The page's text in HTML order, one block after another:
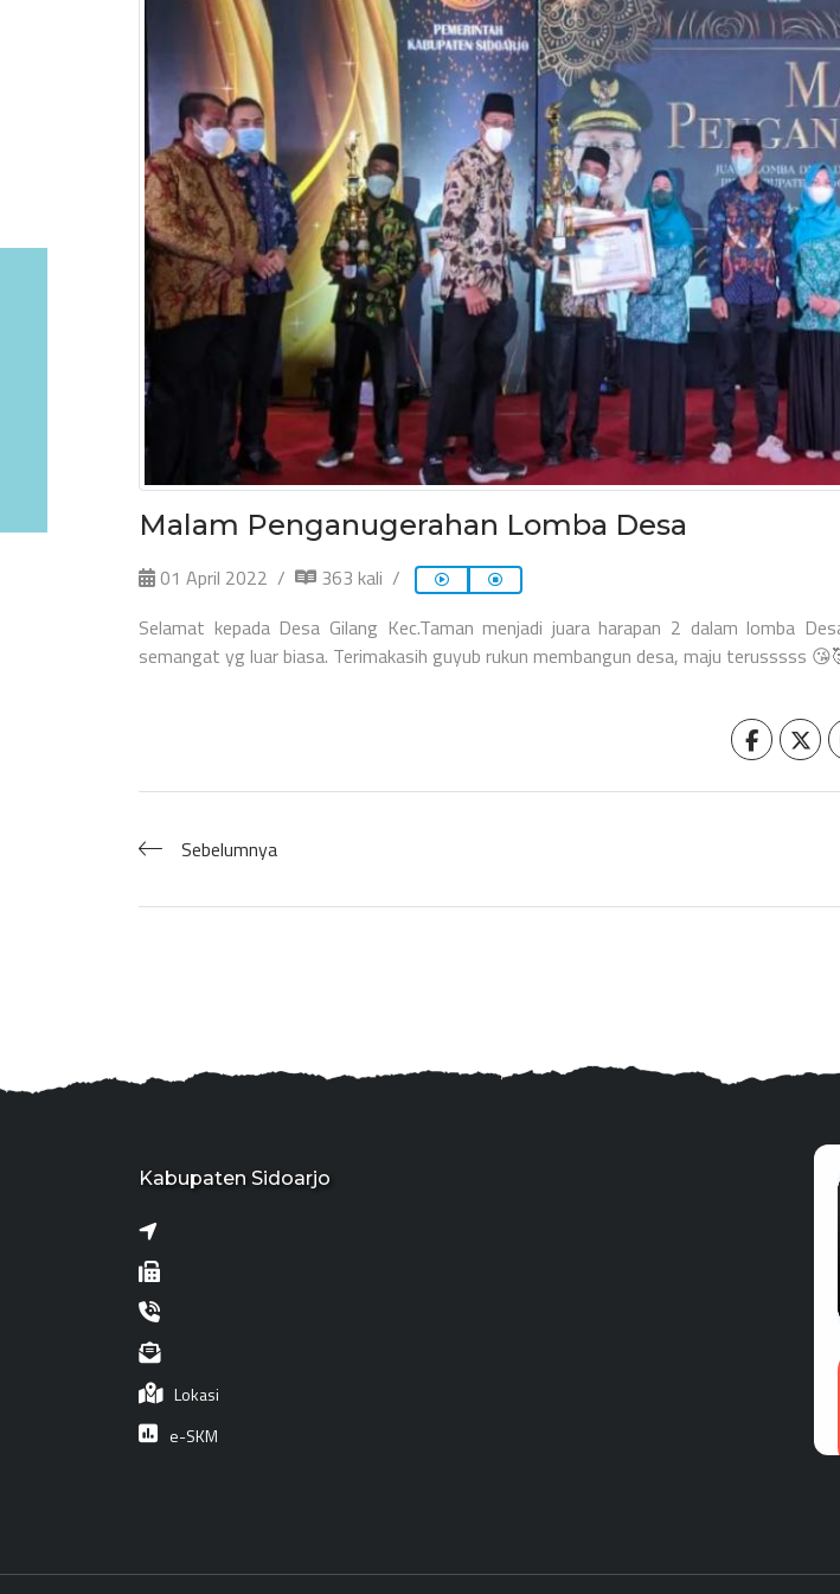
Malam Penganugerahan Lomba Desa
01 April 2022
363 kali
Selamat kepada Desa Gilang Kec.Taman menjadi juara harapan 2 dalam lomba
semangat yg luar biasa. Terimakasih guyub rukun membangun desa, maju terusssss
Sebelumnya
Kabupaten Sidoarjo
Lokasi
e-SKM